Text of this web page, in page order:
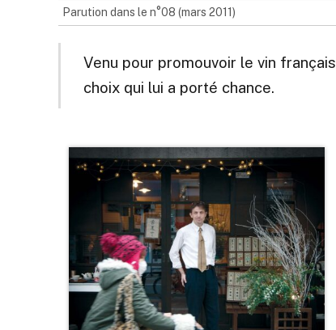
Parution dans le n°08 (mars 2011)
Venu pour promouvoir le vin
choix qui lui a porté chance.